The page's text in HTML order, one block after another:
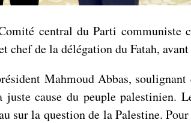
central du Parti communiste
de la délégation du Fatah,
Mahmoud Abbas,
cause du peuple palestinien.
sur la question de la Palestine.